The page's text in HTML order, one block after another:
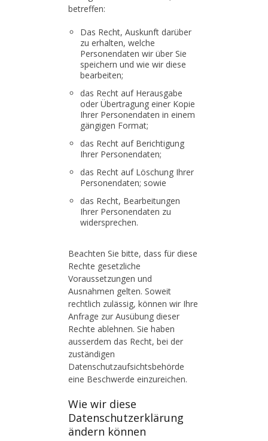
betreffen:
Das Recht, Auskunft darüber
zu erhalten, welche
Personendaten wir über Sie
speichern und wie wir diese
bearbeiten;
das Recht auf Herausgabe
oder Übertragung einer Kopie
Ihrer Personendaten in einem
gängigen Format;
das Recht auf Berichtigung
Ihrer Personendaten;
das Recht auf Löschung Ihrer
Personendaten; sowie
das Recht, Bearbeitungen
Ihrer Personendaten zu
widersprechen.
Beachten Sie bitte, dass für diese
Rechte gesetzliche
Voraussetzungen und
Ausnahmen gelten. Soweit
rechtlich zulässig, können wir Ihre
Anfrage zur Ausübung dieser
Rechte ablehnen. Sie haben
ausserdem das Recht, bei der
zuständigen
Datenschutzaufsichtsbehörde
eine Beschwerde einzureichen.
Wie wir diese
Datenschutzerklärung
ändern können